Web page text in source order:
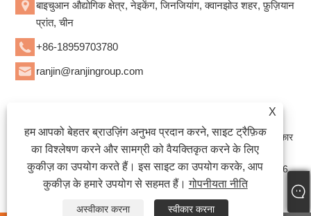
बाइचुआन औद्योगिक क्षेत्र, नेइकेंग, जिनजियांग, क्वानझोउ शहर, फ़ुज़ियान
प्रांत, चीन
+86-18959703780
ranjin@ranjingroup.com
डायपोज़ेबल बेबी डायपर, डायपोज़ेबल वयस्क डायपर, सेनेटरी नैपकिन - सर्वाधिकार
सुरक्षित।
वेबसाइट तकनीकी सहायता: तियानयु नेटवर्क जैक लिन:+86-15559188336
Links|Sitemap|RSS|XML |गोपनीयता नीति|
X
हम आपको बेहतर ब्राउज़िंग अनुभव प्रदान करने, साइट ट्रैफ़िक
का विश्लेषण करने और सामग्री को वैयक्तिकृत करने के लिए
कुकीज़ का उपयोग करते हैं। इस साइट का उपयोग करके, आप
कुकीज़ के हमारे उपयोग से सहमत हैं।गोपनीयता नीति
अस्वीकार करना स्वीकार करना